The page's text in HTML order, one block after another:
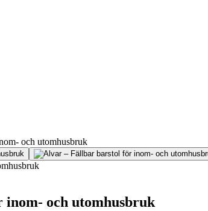
och utomhusbruk
och utomhusbruk